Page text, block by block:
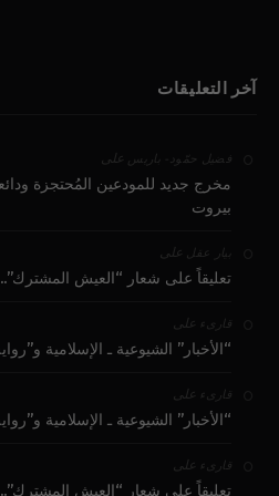
آخر التعليقات
فضيل حمّود - باريس على
مخرج جديد للمودعين المُحتجزة
بيروت
بيار عقل على
تعليقاً على شعار “العيش
قارىء على
“الأخبار” الشيوعية ـ الإسلامية
قارىء على
“الأخبار” الشيوعية ـ الإسلامية
قارىء على
تعليقاً على شعار “العيش